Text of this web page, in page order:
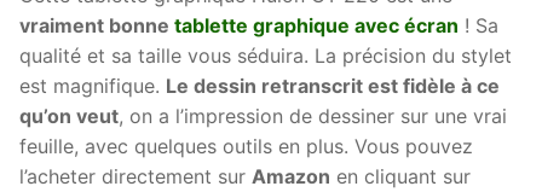
vraiment bonne tablette graphique avec écran ! Sa
qualité et sa taille vous séduira. La précision du stylet
est magnifique. Le dessin retranscrit est fidèle à ce
qu’on veut, on a l’impression de dessiner sur une vrai
feuille, avec quelques outils en plus. Vous pouvez
l’acheter directement sur Amazon en cliquant sur